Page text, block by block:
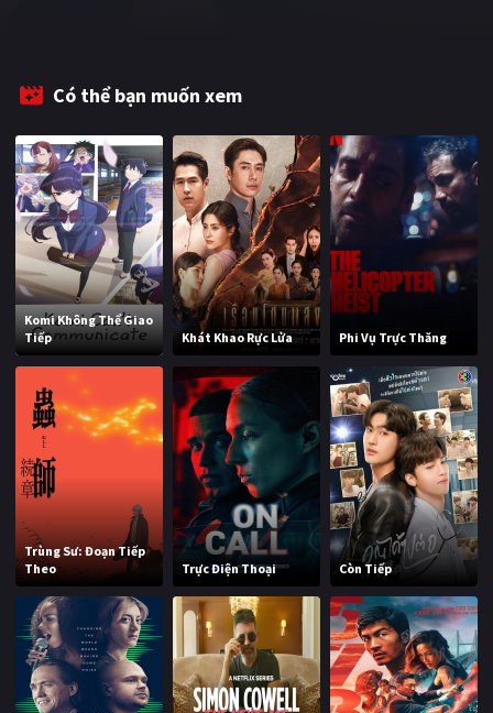
BLOGCó thể bạn muốn xem
Komi Không Thể Giao
Tiếp
Khát Khao Rực Lửa Phi Vụ Trực Thăng
Trùng Sư: Đoạn Tiếp
Theo
Trực Điện Thoại Còn Tiếp